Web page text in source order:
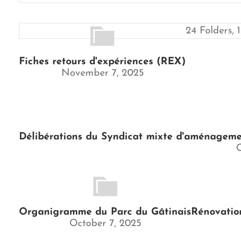
Fiches retours d'expériences (REX)
November 7, 2025
Délibérations du Syndicat mixte
Organigramme du Parc du Gâtinais
October 7, 2025
24 Folders,